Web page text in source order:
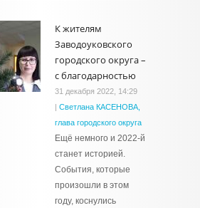
К жителям
Заводоуковского
городского округа –
с благодарностью
31 декабря 2022, 14:29
| Светлана КАСЕНОВА,
глава городского округа
Ещё немного и 2022-й
станет историей.
События, которые
произошли в этом
году, коснулись